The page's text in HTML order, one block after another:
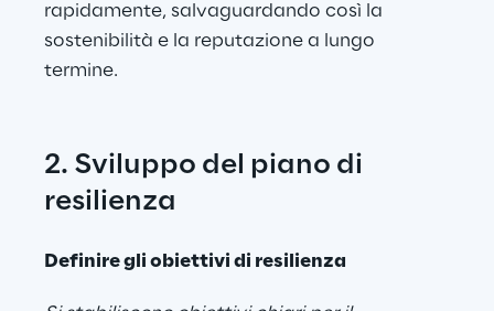
rapidamente, salvaguardando così la
sostenibilità e la reputazione a lungo
termine.
2. Sviluppo del piano di
resilienza
Definire gli obiettivi di resilienza